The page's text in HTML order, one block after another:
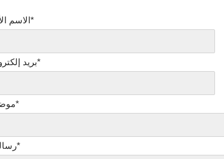
الاسم الأول*
بريد إلكتروني*
موضوع*
رسالتك*